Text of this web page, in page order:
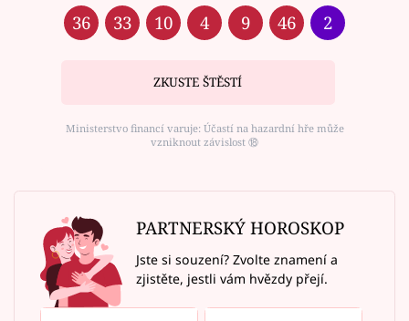
36 33 10 4 9 46 2
ZKUSTE ŠTĚSTÍ
Ministerstvo financí varuje: Účastí na hazardní hře může
vzniknout závislost ⑱
PARTNERSKÝ HOROSKOP
Jste si souzení? Zvolte znamení a
zjistěte, jestli vám hvězdy přejí.